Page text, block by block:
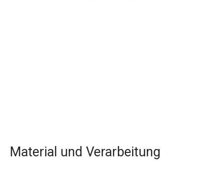
Material und Verarbeitung